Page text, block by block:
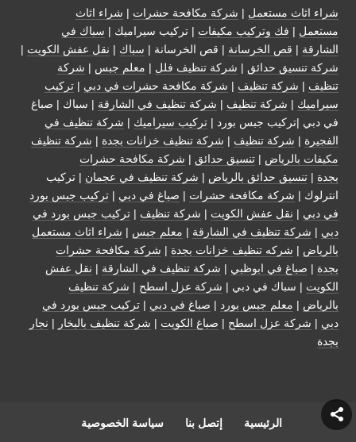
شراء اثاث مستعمل | شركة مكافحة حشرات | شراء اثاث
مستعمل | فك وتركيب مكيفات | تركيب سيراميك | سباك في
الشارقة | قص الخرسانة | قص الخرسانة | سباك | نقل عفش الكويت |
شركة تنسيق حدائق | شركة تنظيف فلل | معلم جبس | شركة
تنظيف | شركة تنظيف | شركة مكافحة حشرات في دبي | تركيب
سيراميك | شركة تنظيف | شركة تنظيف في الشارقة | سباك | صباغ
في دبي |تركيب جبس بورد | تركيب سيراميك | شركة تنظيف في
الفجيرة | شركة تنظيف | شركة تنظيف خزانات بجدة | شركة تنظيف
مكيفات بالرياض | تنسيق حدائق | شركة مكافحة حشرات
بجدة | تنسيق حدائق بالرياض | شركة تنظيف في عجمان | تركيب
انترلوك | شركة مكافحة حشرات | صباغ في دبي | تركيب جبس بورد
في دبي | نقل عفش الكويت | شركة تنظيف | تركيب جبس بورد في
دبي | شركة تنظيف في الشارقة | معلم جبس | شراء اثاث مستعمل
بالرياض | شركه تنظيف خزانات بجدة | شركة مكافحة حشرات
بجدة | صباغ في ابوظبي | شركة تنظيف في الشارقة | نقل عفش
الكويت | سباك في دبي | شركة عزل اسطح | شركة تنظيف
بالرياض | معلم جبس بورد | صباغ في دبي | تركيب جبس بورد في
دبي | شركة عزل اسطح | صباغ الكويت | شركة تنظيف بالبخار | نجار
بجدة
الرئيسية إتصل بنا سياسة الخصوصية